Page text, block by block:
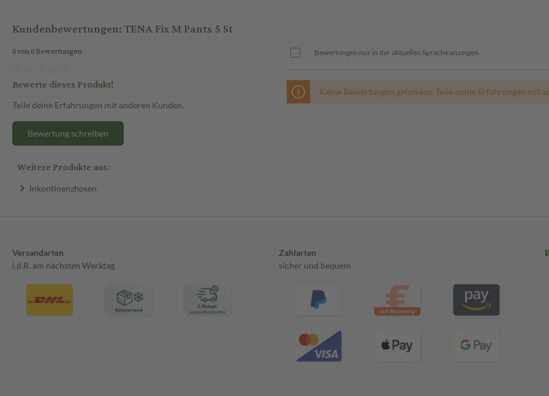
Kundenbewertungen: TENA Fix M Pants 5 St
0 von 0 Bewertungen
Bewerte dieses Produkt!
Teile deine Erfahrungen mit anderen Kunden.
Bewertung schreiben
Bewertungen nur in der aktuellen Sprache anzeigen.
Keine Bewertungen gefunden. Teile deine Erfahrungen mit
Weitere Produkte aus:
Inkontinenzhosen
Versandarten
i.d.R. am nächsten Werktag
Zahlarten
sicher und bequem